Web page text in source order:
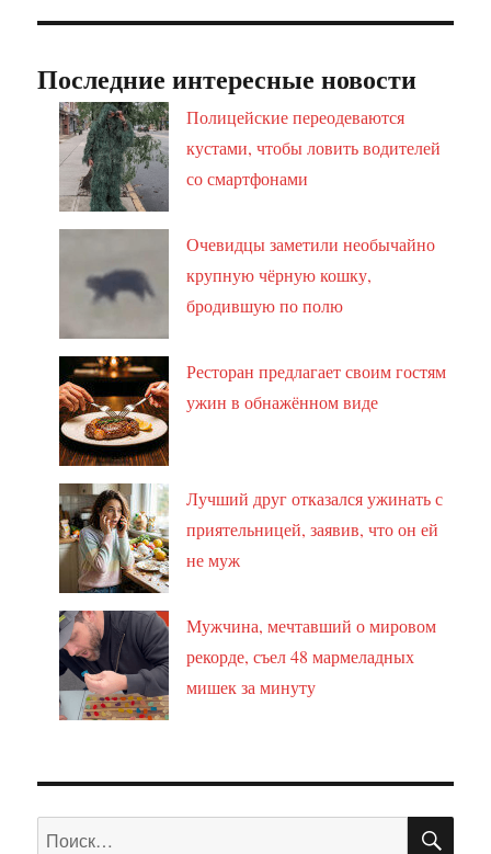
Последние интересные новости
Полицейские переодеваются
кустами, чтобы ловить водителей
со смартфонами
Очевидцы заметили необычайно
крупную чёрную кошку,
бродившую по полю
Ресторан предлагает своим гостям
ужин в обнажённом виде
Лучший друг отказался ужинать с
приятельницей, заявив, что он ей
не муж
Мужчина, мечтавший о мировом
рекорде, съел 48 мармеладных
мишек за минуту
Искать: